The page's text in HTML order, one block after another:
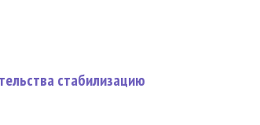
стабилизацию